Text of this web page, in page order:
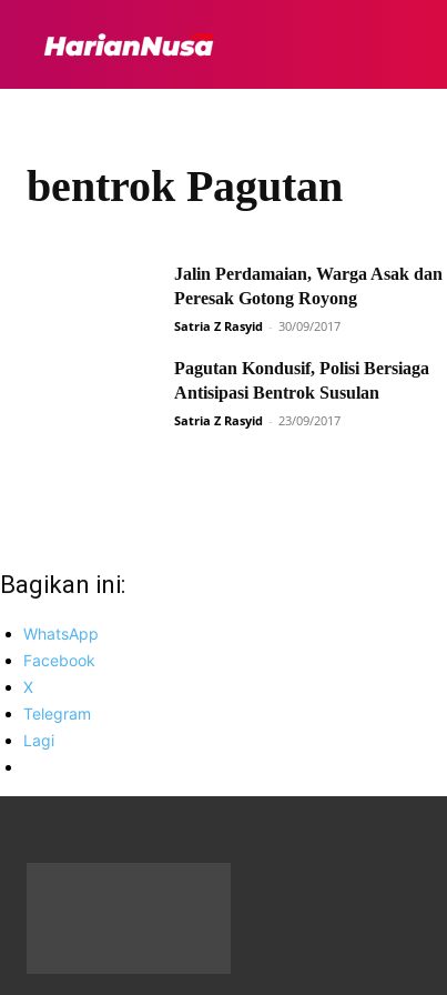
bentrok Pagutan
Jalin Perdamaian, Warga Asak dan
Peresak Gotong Royong
Satria Z Rasyid - 30/09/2017
Pagutan Kondusif, Polisi Bersiaga
Antisipasi Bentrok Susulan
Satria Z Rasyid - 23/09/2017
Bagikan ini:
WhatsApp
Facebook
X
Telegram
Lagi